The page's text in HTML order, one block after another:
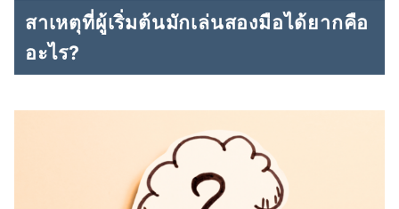
สาเหตุที่ผู้เริ่มต้นมักเล่นสองมือได้ยากคือ
อะไร?